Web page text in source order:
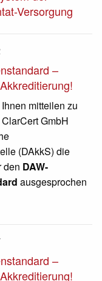
Versorgung
–
mitteilen zu
GmbH
(DAkkS) die
den DAW-
ausgesprochen
–